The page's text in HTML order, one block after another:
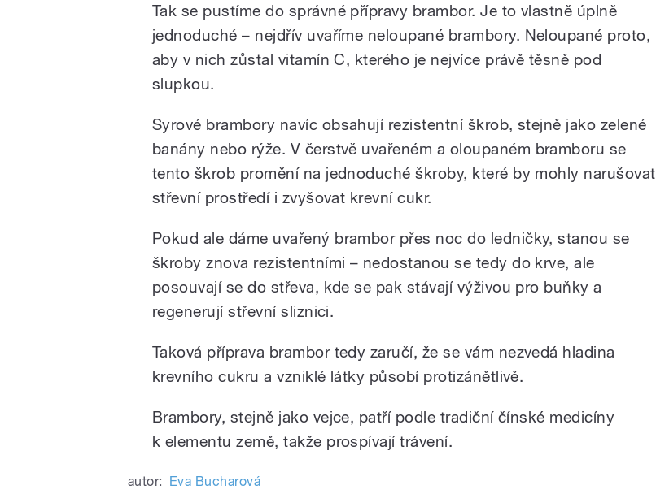
Tak se pustíme do správné přípravy brambor. Je to vlastně úplně
jednoduché – nejdřív uvaříme neloupané brambory. Neloupané proto,
aby v nich zůstal vitamín C, kterého je nejvíce právě těsně pod
slupkou.
Syrové brambory navíc obsahují rezistentní škrob, stejně jako zelené
banány nebo rýže. V čerstvě uvařeném a oloupaném bramboru se
tento škrob promění na jednoduché škroby, které by mohly narušovat
střevní prostředí i zvyšovat krevní cukr.
Pokud ale dáme uvařený brambor přes noc do ledničky, stanou se
škroby znova rezistentními – nedostanou se tedy do krve, ale
posouvají se do střeva, kde se pak stávají výživou pro buňky a
regenerují střevní sliznici.
Taková příprava brambor tedy zaručí, že se vám nezvedá hladina
krevního cukru a vzniklé látky působí protizánětlivě.
Brambory, stejně jako vejce, patří podle tradiční čínské medicíny
k elementu země, takže prospívají trávení.
autor: Eva Bucharová